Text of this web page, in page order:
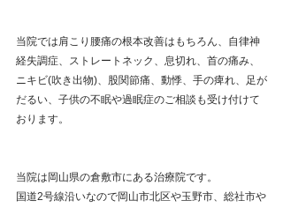
当院では肩こり腰痛の根本改善はもちろん、自律神
経失調症、ストレートネック、息切れ、首の痛み、
ニキビ(吹き出物)、股関節痛、動悸、手の痺れ、足が
だるい、子供の不眠や過眠症のご相談も受け付けて
おります。
当院は岡山県の倉敷市にある治療院です。
国道2号線沿いなので岡山市北区や玉野市、総社市や